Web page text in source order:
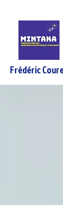
Frédéric